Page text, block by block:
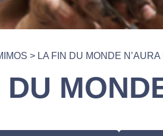
> LA FIN DU MONDE N’AURA